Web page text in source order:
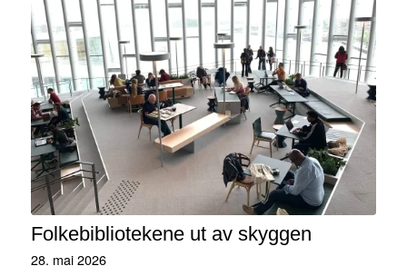
Folkebibliotekene ut av skyggen
28. mai 2026